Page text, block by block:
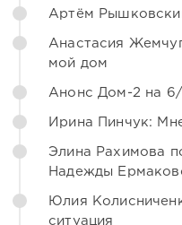
Артём
Анастасия
мой дом
Анонс Дом-2 на
Ирина Пинчук:
Элина Рахимова
Надежды
Юлия
ситуация